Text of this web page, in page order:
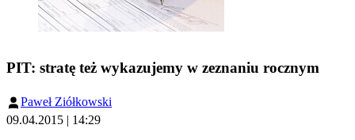
PIT: stratę też wykazujemy w zeznaniu rocznym
Paweł Ziółkowski
09.04.2015 | 14:29